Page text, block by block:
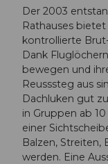
Der 2003
Rathauses
kontrollierte
Dank
bewegen und
Reusssteg aus
Dachluken gut
in Gruppen ab
einer
Balzen,
werden. Eine